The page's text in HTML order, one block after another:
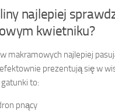
najlepiej
kwietniku?
makramowych najlepiej
prezentują się w
gatunki to:
pnący